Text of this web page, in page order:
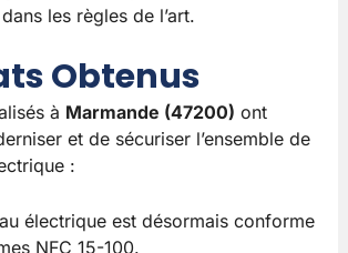
les règles de l’art.
Obtenus
à Marmande (47200) ont
et de sécuriser l’ensemble de
:
électrique est désormais conforme
NFC 15-100.